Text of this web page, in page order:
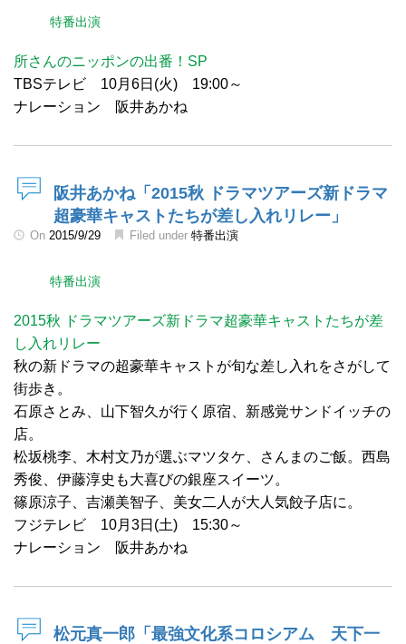
特番出演
所さんのニッポンの出番！SP
TBSテレビ 10月6日(火) 19:00～
ナレーション 阪井あかね
阪井あかね「2015秋 ドラマツアーズ新ドラマ
超豪華キャストたちが差し入れリレー」
On 2015/9/29 Filed under 特番出演
特番出演
2015秋 ドラマツアーズ新ドラマ超豪華キャストたちが差
し入れリレー
秋の新ドラマの超豪華キャストが旬な差し入れをさがして
街歩き。
石原さとみ、山下智久が行く原宿、新感覚サンドイッチの
店。
松坂桃李、木村文乃が選ぶマツタケ、さんまのご飯。西島
秀俊、伊藤淳史も大喜びの銀座スイーツ。
篠原涼子、吉瀬美智子、美女二人が大人気餃子店に。
フジテレビ 10月3日(土) 15:30～
ナレーション 阪井あかね
松元真一郎「最強文化系コロシアム 天下一